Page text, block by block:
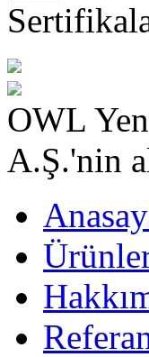
OWL
A.Ş.'nin